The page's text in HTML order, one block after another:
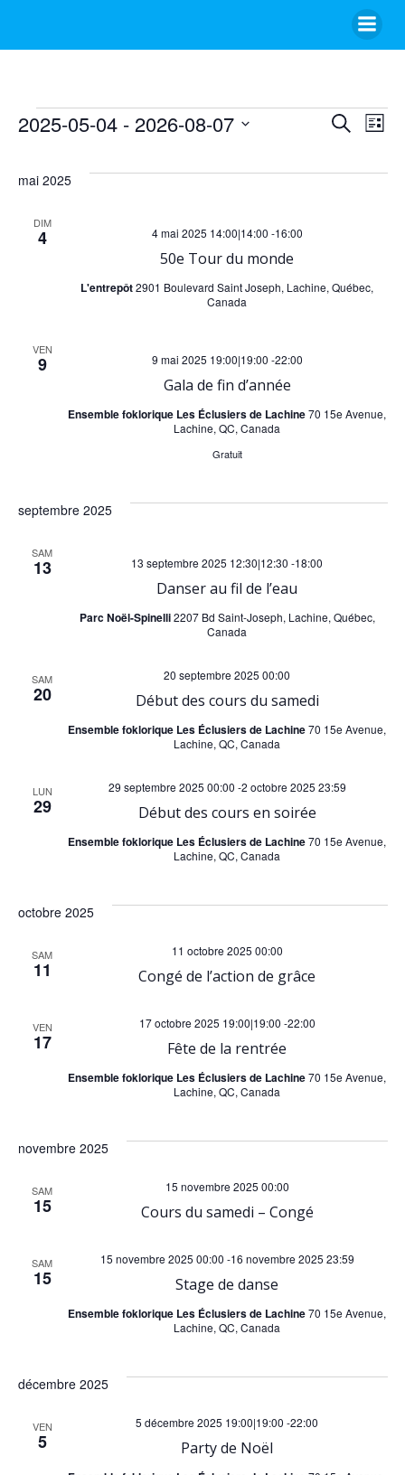
contenu
Évènements
R
e
e
h
e
n
i
g
a
i
e
v
s
É
è
Recherche
N
a
g
i
n
v
s
è
n
n
Liste
2025-05-04 - 2026-08-07
une
mai 2025
DIM
4
50e Tour du monde
4 mai 2025 14:00|14:00 -16:00
L'entrepôt2901 Boulevard Saint Joseph, Lachine, Québec,
Canada
VEN
9
Gala de fin d’année
9 mai 2025 19:00|19:00 -22:00
Ensemble foklorique Les Éclusiers de Lachine70 15e Avenue,
Lachine, QC, Canada
Gratuit
septembre 2025
SAM
13
Danser au fil de l’eau
13 septembre 2025 12:30|12:30 -18:00
Parc Noël-Spinelli2207 Bd Saint-Joseph, Lachine, Québec,
Canada
SAM
20 Début des cours du samedi
20 septembre 2025 00:00
Ensemble foklorique Les Éclusiers de Lachine70 15e Avenue,
Lachine, QC, Canada
LUN
29 Début des cours en soirée
29 septembre 2025 00:00 -2 octobre 2025 23:59
Ensemble foklorique Les Éclusiers de Lachine70 15e Avenue,
Lachine, QC, Canada
octobre 2025
SAM
11 Congé de l’action de grâce
11 octobre 2025 00:00
VEN
17 Fête de la rentrée
17 octobre 2025 19:00|19:00 -22:00
Ensemble foklorique Les Éclusiers de Lachine70 15e Avenue,
Lachine, QC, Canada
novembre 2025
SAM
15 Cours du samedi – Congé
15 novembre 2025 00:00
SAM
15 Stage de danse
15 novembre 2025 00:00 -16 novembre 2025 23:59
Ensemble foklorique Les Éclusiers de Lachine70 15e Avenue,
Lachine, QC, Canada
décembre 2025
VEN
5 Party de Noël
5 décembre 2025 19:00|19:00 -22:00